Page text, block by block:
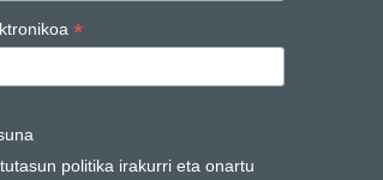
*
politika irakurri eta onartu